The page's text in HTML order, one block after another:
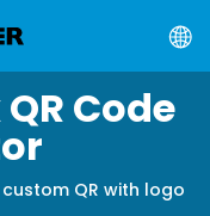
Code
QR with logo